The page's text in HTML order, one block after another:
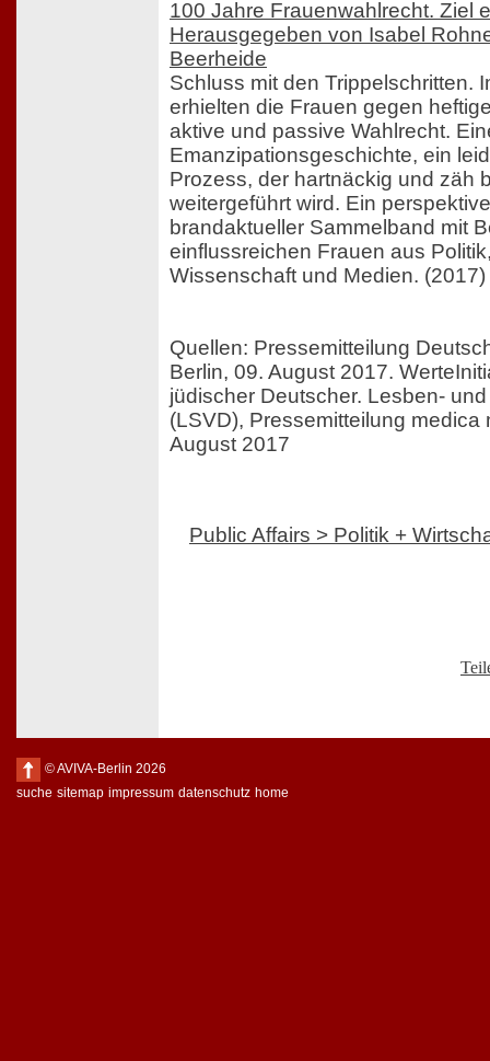
100 Jahre Frauenwahlrecht. Ziel
Herausgegeben von Isabel
Beerheide
Schluss mit den Trippelschritten.
erhielten die Frauen gegen
aktive und passive Wahlrecht.
Emanzipationsgeschichte, ein
Prozess, der hartnäckig und zäh
weitergeführt wird. Ein
brandaktueller Sammelband mit
einflussreichen Frauen aus
Wissenschaft und Medien. (2017)
Quellen: Pressemitteilung
Berlin, 09. August 2017.
jüdischer Deutscher. Lesben-
(LSVD), Pressemitteilung medica
August 2017
Public Affairs > Politik +
© AVIVA-Berlin 2026
suche sitemap impressum datenschutz home